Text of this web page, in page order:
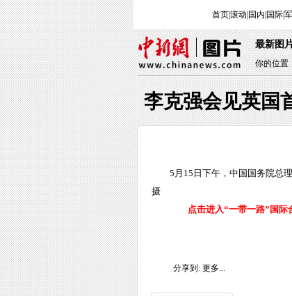
首页|滚动 国内 国际|
最新图
你的位置
李克强会见英国
5月15日下午，中国国务院总
摄
点击进入“一带一路”国际
分享到: 更多...